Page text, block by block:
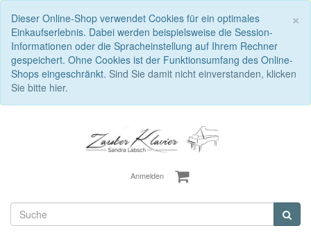
×
Dieser Online-Shop verwendet Cookies für ein optimales
Einkaufserlebnis. Dabei werden beispielsweise die Session-
Informationen oder die Spracheinstellung auf Ihrem Rechner
gespeichert. Ohne Cookies ist der Funktionsumfang des Online-
Shops eingeschränkt. Sind Sie damit nicht einverstanden, klicken
Sie bitte hier.
Anmelden